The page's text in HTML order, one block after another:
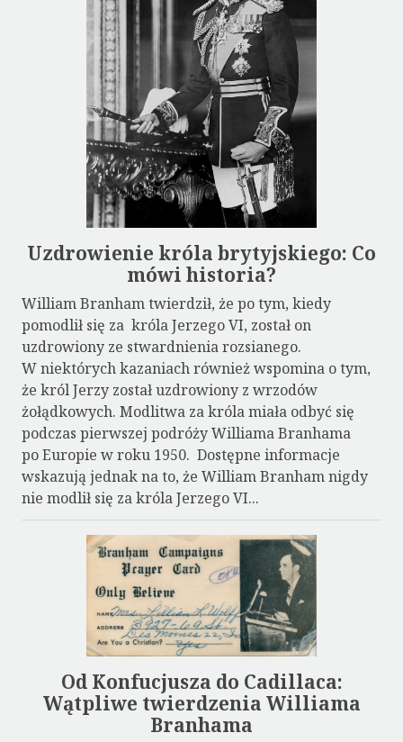
Uzdrowienie króla brytyjskiego: Co
mówi historia?
William Branham twierdził, że po tym, kiedy
pomodlił się za króla Jerzego VI, został on
uzdrowiony ze stwardnienia rozsianego.
W niektórych kazaniach również wspomina o tym,
że król Jerzy został uzdrowiony z wrzodów
żołądkowych. Modlitwa za króla miała odbyć się
podczas pierwszej podróży Williama Branhama
po Europie w roku 1950. Dostępne informacje
wskazują jednak na to, że William Branham nigdy
nie modlił się za króla Jerzego VI...
Od Konfucjusza do Cadillaca:
Wątpliwe twierdzenia Williama
Branhama